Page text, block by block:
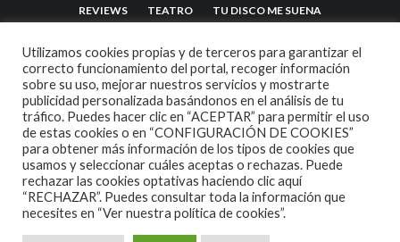
REVIEWS TEATRO TU DISCO ME SUENA
2007 COPYRIGHT -CODETIPITHEME
Utilizamos cookies propias y de terceros para garantizar el
correcto funcionamiento del portal, recoger información
sobre su uso, mejorar nuestros servicios y mostrarte
publicidad personalizada basándonos en el análisis de tu
tráfico. Puedes hacer clic en “ACEPTAR” para permitir el uso
de estas cookies o en “CONFIGURACIÓN DE COOKIES”
para obtener más información de los tipos de cookies que
usamos y seleccionar cuáles aceptas o rechazas. Puede
rechazar las cookies optativas haciendo clic aquí
“RECHAZAR”. Puedes consultar toda la información que
necesites en “Ver nuestra política de cookies”.